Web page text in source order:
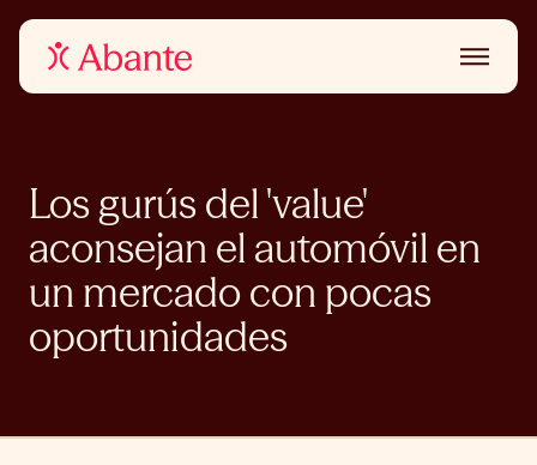
Los gurús del 'value'
aconsejan el automóvil en
un mercado con pocas
oportunidades